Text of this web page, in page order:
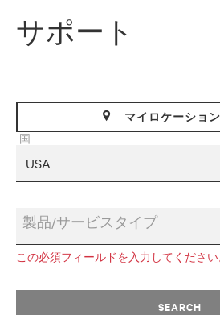
サポート
マイロケーショ
国
製品/サービスタイプ
この必須フィールドを入力してください
SEARCH